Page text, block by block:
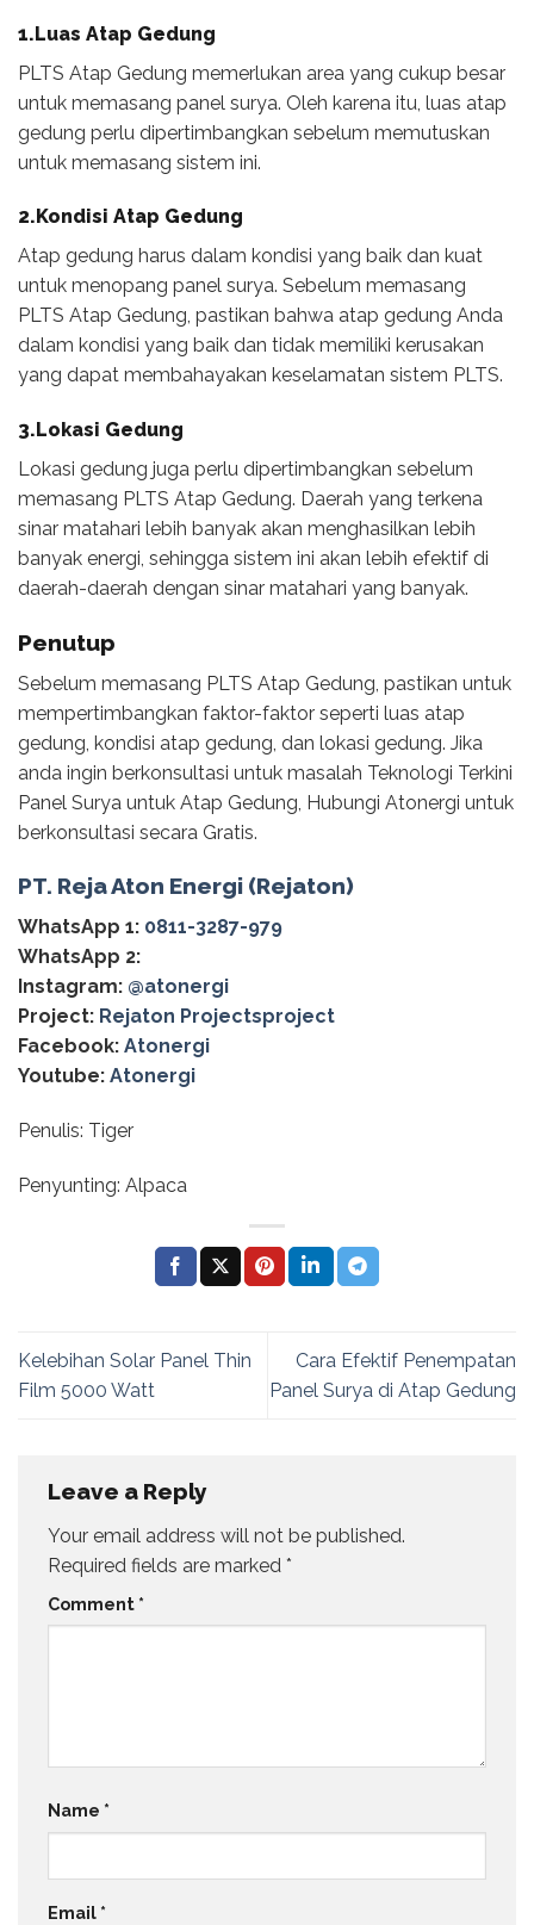
1.Luas Atap Gedung
PLTS Atap Gedung memerlukan area yang cukup besar
untuk memasang panel surya. Oleh karena itu, luas atap
gedung perlu dipertimbangkan sebelum memutuskan
untuk memasang sistem ini.
2.Kondisi Atap Gedung
Atap gedung harus dalam kondisi yang baik dan kuat
untuk menopang panel surya. Sebelum memasang
PLTS Atap Gedung, pastikan bahwa atap gedung Anda
dalam kondisi yang baik dan tidak memiliki kerusakan
yang dapat membahayakan keselamatan sistem PLTS.
3.Lokasi Gedung
Lokasi gedung juga perlu dipertimbangkan sebelum
memasang PLTS Atap Gedung. Daerah yang terkena
sinar matahari lebih banyak akan menghasilkan lebih
banyak energi, sehingga sistem ini akan lebih efektif di
daerah-daerah dengan sinar matahari yang banyak.
Penutup
Sebelum memasang PLTS Atap Gedung, pastikan untuk
mempertimbangkan faktor-faktor seperti luas atap
gedung, kondisi atap gedung, dan lokasi gedung. Jika
anda ingin berkonsultasi untuk masalah Teknologi Terkini
Panel Surya untuk Atap Gedung, Hubungi Atonergi untuk
berkonsultasi secara Gratis.
PT. Reja Aton Energi (Rejaton)
WhatsApp 1: 0811-3287-979
WhatsApp 2:
Instagram: @‌atonergi
Project: Rejaton Projectsproject
Facebook: Atonergi
Youtube: Atonergi
Penulis: Tiger
Penyunting: Alpaca
Kelebihan Solar Panel Thin
Film 5000 Watt
Cara Efektif Penempatan
Panel Surya di Atap Gedung
Leave a Reply
Your email address will not be published.
Required fields are marked *
Comment *
Name *
Email *